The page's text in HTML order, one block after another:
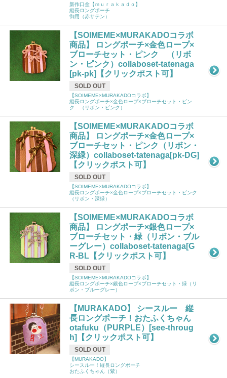
新作口金【ｍｕｒａｋａｄｏ】
縦長ロングポーチ
御用（赤サテン）
【SOIMEME×MURAKADOコラボ
商品】 ロングポーチ×金色ロープ×
ブローチセット・ピンク （リボ
ン・ピンク）collaboset-tatenaga
[pk-pk]【クリックポスト可】
SOLD OUT
【SOIMEME×MURAKADOコラボ】
縦長ロングポーチ×金色ロープ×ブローチセット・ピン
ク （リボン・ピンク）
【SOIMEME×MURAKADOコラボ
商品】 ロングポーチ×金色ロープ×
ブローチセット・ピンク（リボン・
深緑）collaboset-tatenaga[pk-DG]
【クリックポスト可】
SOLD OUT
【SOIMEME×MURAKADOコラボ】
縦長ロングポーチ×金色ロープ×ブローチセット・ピンク
（リボン・深緑）
【SOIMEME×MURAKADOコラボ
商品】 ロングポーチ×銀色ロープ×
ブローチセット・緑（リボン・ブル
ーグレー）collaboset-tatenaga[G
R-BL【クリックポスト可】
SOLD OUT
【SOIMEME×MURAKADOコラボ】
縦長ロングポーチ×銀色ロープ×ブローチセット・緑（リ
ボン・ブルーグレー）
【MURAKADO】 シースルー 縦
長ロングポーチ！おたふくちゃん
otafuku（PURPLE）[see-throug
h]【クリックポスト可】
SOLD OUT
【MURAKADO】
シースルー！縦長ロングポーチ
おたふくちゃん（紫）